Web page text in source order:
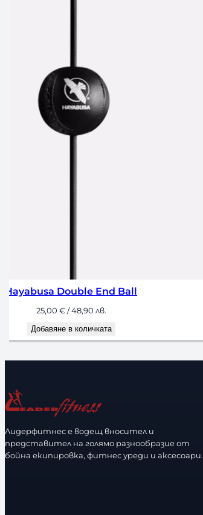
Hayabusa Double End Ball
25,00 €/ 48,90 лв.
Добавяне в количката
Лидерфитнес е водещ вносител и
представител на голямо разнообразие от
бойна екипировка, фитнес уреди и аксесоари.